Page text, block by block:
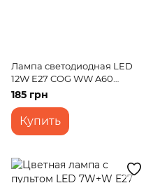
Лампа светодиодная LED
12W E27 COG WW A60
Amber 220V
185 грн
Купить